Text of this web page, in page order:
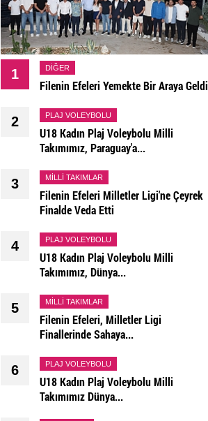
1 DIĞER
Filenin Efeleri Yemekte Bir Araya Geldi
2 PLAJ VOLEYBOLU
U18 Kadın Plaj Voleybolu Milli
Takımımız, Paraguay'a...
3 MILLI TAKIMLAR
Filenin Efeleri Milletler Ligi'ne Çeyrek
Finalde Veda Etti
4 PLAJ VOLEYBOLU
U18 Kadın Plaj Voleybolu Milli
Takımımız, Dünya...
5 MILLI TAKIMLAR
Filenin Efeleri, Milletler Ligi
Finallerinde Sahaya...
6 PLAJ VOLEYBOLU
U18 Kadın Plaj Voleybolu Milli
Takımımız Dünya...